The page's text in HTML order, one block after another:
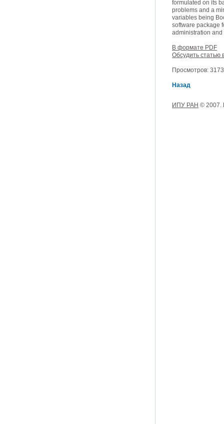
formulated on its
problems and a
variables being
software package
administration
В формате PDF
Обсудить статью
Просмотров:
Назад
ИПУ РАН © 2007.